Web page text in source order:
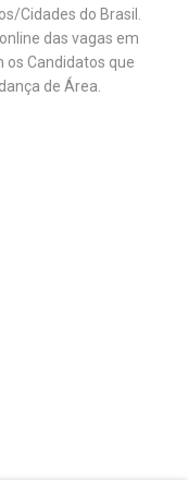
Cidades do Brasil.
das vagas em
os Candidatos que
de Área.